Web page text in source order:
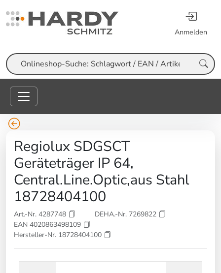
Anmelden
Suche
Regiolux SDGSCT
Geräteträger IP 64,
Central.Line.Optic,aus Stahl
18728404100
Art.-Nr. 4287748
DEHA.-Nr. 7269822
EAN 4020863498109
Hersteller-Nr. 18728404100